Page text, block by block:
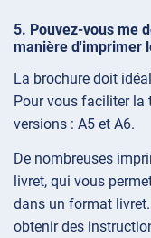
Pouvez-vous me
manière d'imprimer
La brochure doit
Pour vous faciliter la
versions : A5 et A6.
De nombreuses
livret, qui vous
dans un format
obtenir des